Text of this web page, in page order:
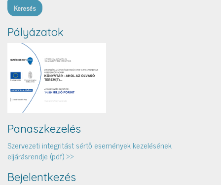
Pályázatok
Panaszkezelés
Szervezeti integritást sértő események kezelésének
eljárásrendje (pdf) >>
Bejelentkezés